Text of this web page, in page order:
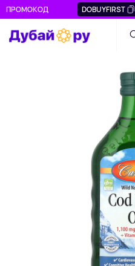
ПРОМОКОД DOBUYFIRST